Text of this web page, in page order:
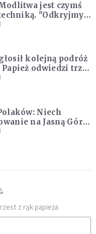
jest czymś
"Odkryjmy
kolejną podróż
Papież odwiedzi trzy
Południowej
Niech
na Jasną Górę
i nadzieję
z rąk papieża